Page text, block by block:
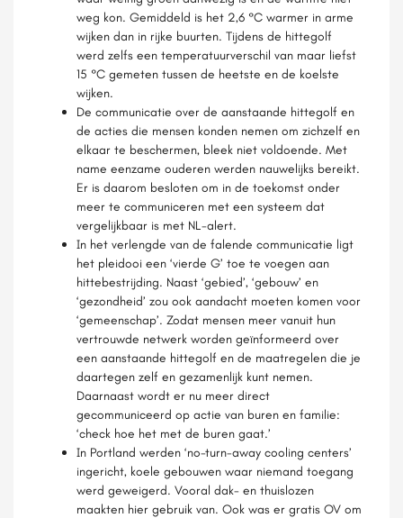
weg kon. Gemiddeld is het 2,6 °C warmer in arme
wijken dan in rijke buurten. Tijdens de hittegolf
werd zelfs een temperatuurverschil van maar liefst
15 °C gemeten tussen de heetste en de koelste
wijken.
De communicatie over de aanstaande hittegolf en
de acties die mensen konden nemen om zichzelf en
elkaar te beschermen, bleek niet voldoende. Met
name eenzame ouderen werden nauwelijks bereikt.
Er is daarom besloten om in de toekomst onder
meer te communiceren met een systeem dat
vergelijkbaar is met NL-alert.
In het verlengde van de falende communicatie ligt
het pleidooi een ‘vierde G’ toe te voegen aan
hittebestrijding. Naast ‘gebied’, ‘gebouw’ en
‘gezondheid’ zou ook aandacht moeten komen voor
‘gemeenschap’. Zodat mensen meer vanuit hun
vertrouwde netwerk worden geïnformeerd over
een aanstaande hittegolf en de maatregelen die je
daartegen zelf en gezamenlijk kunt nemen.
Daarnaast wordt er nu meer direct
gecommuniceerd op actie van buren en familie:
‘check hoe het met de buren gaat.’
In Portland werden ‘no-turn-away cooling centers’
ingericht, koele gebouwen waar niemand toegang
werd geweigerd. Vooral dak- en thuislozen
maakten hier gebruik van. Ook was er gratis OV om